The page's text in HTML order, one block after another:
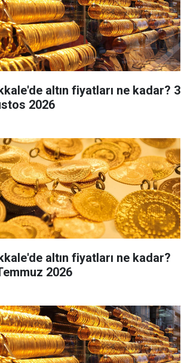
altın fiyatları ne kadar? 3
2026
altın fiyatları ne kadar?
2026